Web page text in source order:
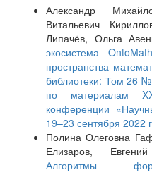
Александр
Витальевич
Липачёв, Ольга
экосистема
пространства
библиотеки: Том 26
по материалам
конференции
19–23 сентября 2022
Полина Олеговна
Елизаров,
Алгоритмы